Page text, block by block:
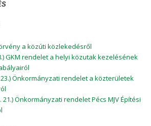
a közúti közlekedésről
GKM rendelet a helyi közutak kezelésének
23.) Önkormányzati rendelet a közterületek
21.) Önkormányzati rendelet Pécs MJV Építési